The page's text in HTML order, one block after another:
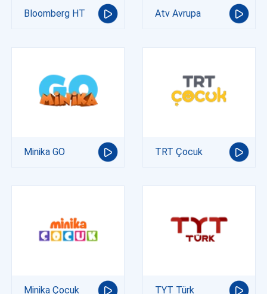
Bloomberg HT Atv Avrupa
Minika GO TRT Çocuk
Minika Çocuk TYT Türk